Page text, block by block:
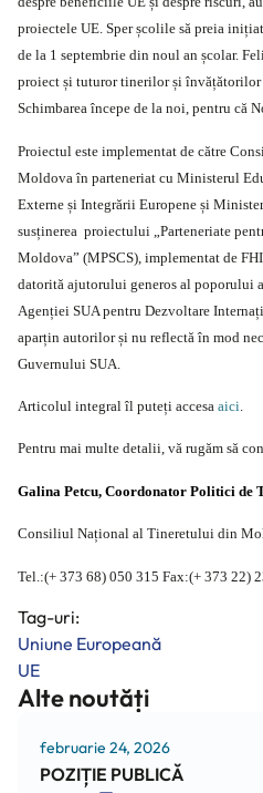
proiectele UE. Sper școlile să preia
de la 1 septembrie din noul an școlar.
proiect și tuturor tinerilor și învățătorilor
Schimbarea începe de la noi, pentru că
Proiectul este implementat de către
Moldova în parteneriat cu Ministerul
Externe și Integrării Europene și
susținerea proiectului „Parteneriate
Moldova” (MPSCS), implementat de
datorită ajutorului generos al poporului
Agenției SUA pentru Dezvoltare
aparțin autorilor și nu reflectă în mod
Guvernului SUA.
Articolul integral îl puteți accesa aici
Pentru mai multe detalii, vă rugăm să
Galina Petcu, Coordonator Politici de
Consiliul Național al Tineretului din
Tel.:(+ 373 68) 050 315 Fax:(+ 373 22)
Tag-uri:
Uniune Europeană
UE
Alte noutăți
februarie 24, 2026
POZIȚIE PUBLICĂ